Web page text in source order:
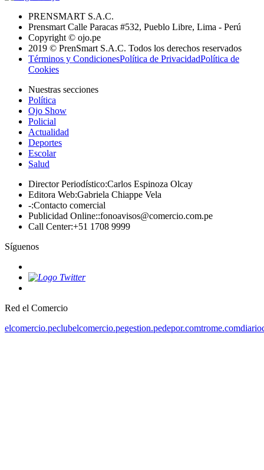
PRENSMART S.A.C.
Prensmart Calle Paracas #532, Pueblo Libre, Lima - Perú
Copyright © ojo.pe
2019 © PrenSmart S.A.C. Todos los derechos reservados
Términos y CondicionesPolítica de PrivacidadPolítica de
Cookies
Nuestras secciones
Política
Ojo Show
Policial
Actualidad
Deportes
Escolar
Salud
Director Periodístico:Carlos Espinoza Olcay
Editora Web:Gabriela Chiappe Vela
-:Contacto comercial
Publicidad Online::fonoavisos@comercio.com.pe
Call Center:+51 1708 9999
Síguenos
Red el Comercio
elcomercio.peclubelcomercio.pegestion.pedepor.comtrome.com